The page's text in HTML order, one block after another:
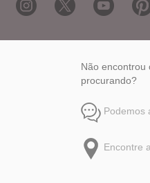
Não encontrou
procurando?
Podemos
Encontre